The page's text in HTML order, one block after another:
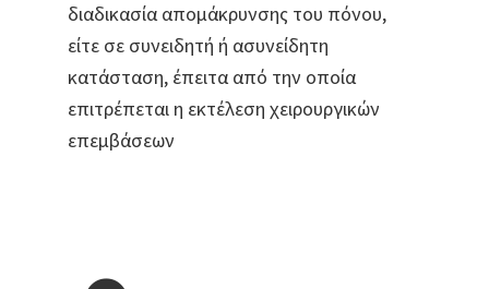
διαδικασία απομάκρυνσης του πόνου,
είτε σε συνειδητή ή ασυνείδητη
κατάσταση, έπειτα από την οποία
επιτρέπεται η εκτέλεση χειρουργικών
επεμβάσεων